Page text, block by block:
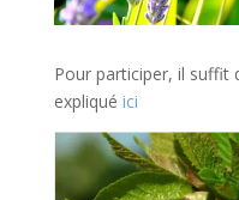
Pour participer, il suffit
expliqué ici